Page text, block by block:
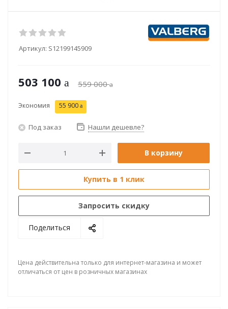
Артикул: S12199145909
503 100 559 000
Экономия 55 900
Под заказ Нашли дешевле?
В корзину
Купить в 1 клик
Запросить скидку
Поделиться
Цена действительна только для интернет-магазина и может
отличаться от цен в розничных магазинах